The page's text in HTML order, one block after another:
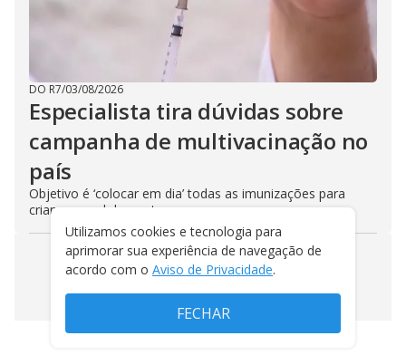
DO R7/03/08/2026
Especialista tira dúvidas sobre
campanha de multivacinação no
país
Objetivo é ‘colocar em dia’ todas as imunizações para
crianças e adolescentes
VEJA MAIS NOTÍCIAS
Utilizamos cookies e tecnologia para
aprimorar sua experiência de navegação de
acordo com o Aviso de Privacidade.
FECHAR